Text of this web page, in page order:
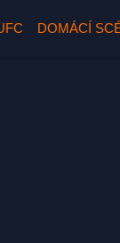
DOMÁCÍ